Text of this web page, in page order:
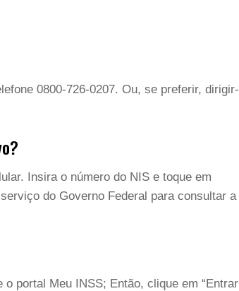
0800-726-0207. Ou, se preferir, dirigir-
Insira o número do NIS e toque em
do Governo Federal para consultar a
portal Meu INSS; Então, clique em “Entrar